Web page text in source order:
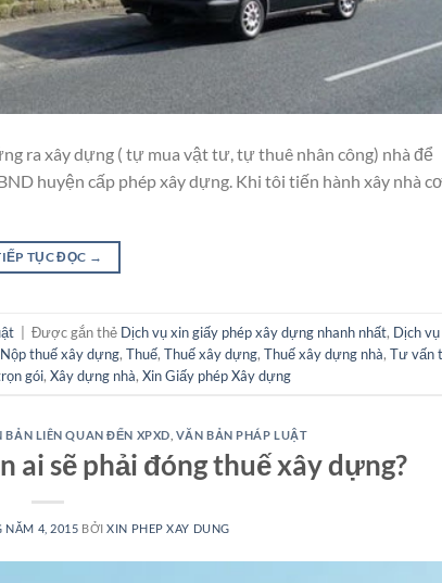
ra xây dựng ( tự mua vật tư, tự thuê nhân công) nhà để
huyện cấp phép xây dựng. Khi tôi tiến hành xây nhà
TỤC ĐỌC →
| Được gắn thẻ Dịch vụ xin giấy phép xây dựng nhanh nhất, Dịch
Nộp thuế xây dựng, Thuế, Thuế xây dựng, Thuế xây dựng nhà, Tư vấn
gói, Xây dựng nhà, Xin Giấy phép Xây dựng
BẢN LIÊN QUAN ĐẾN XPXD VĂN BẢN PHÁP LUẬT
ai sẽ phải đóng thuế xây dựng?
NĂM 4, 2015 BỞIXIN PHEP XAY DUNG